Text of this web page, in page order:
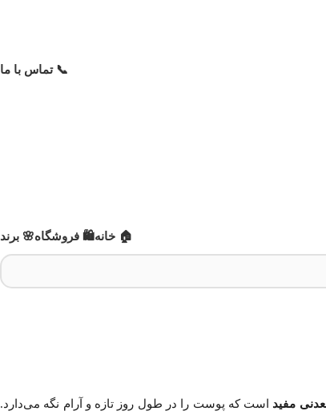
📞 تماس با ما
🏠 خانه🛍️ فروشگاه🌸 برند
مفید است که پوست را در طول روز تازه و آرام نگه می‌دارد.